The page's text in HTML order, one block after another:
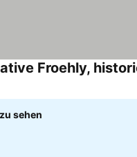
Froehly,
sehen